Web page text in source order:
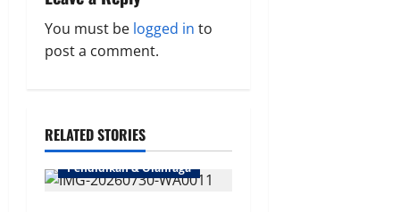
g
i
o
You must be logged in to
post a comment.
RELATED STORIES
Pendidikan & Olahraga